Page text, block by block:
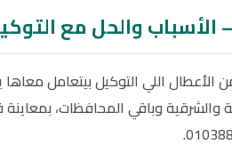
— الأسباب والحل مع
الأعطال اللي التوكيل بيتعامل
والشرقية وباقي المحافظات،